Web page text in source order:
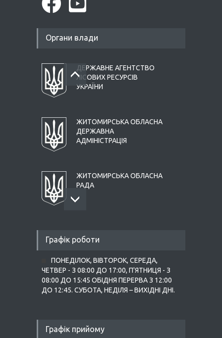
Органи влади
ДЕРЖАВНЕ АГЕНТСТВО
ЛІСОВИХ РЕСУРСІВ
УКРАЇНИ
ЖИТОМИРСЬКА ОБЛАСНА
ДЕРЖАВНА
АДМІНІСТРАЦІЯ
ЖИТОМИРСЬКА ОБЛАСНА
РАДА
З ПИТАНЬ ЗАПОБІГАННЯ
Графік роботи
ПОНЕДІЛОК, ВІВТОРОК, СЕРЕДА,
ЧЕТВЕР - З 08:00 ДО 17:00, П'ЯТНИЦЯ - З
08:00 ДО 15:45 ОБІДНЯ ПЕРЕРВА З 12:00
ДО 12:45. СУБОТА, НЕДІЛЯ – ВИХІДНІ ДНІ.
Графік прийому